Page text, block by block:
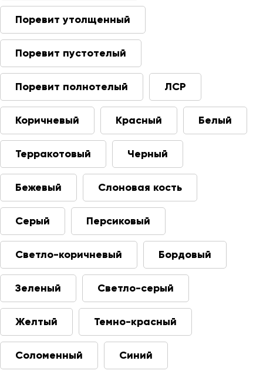
Поревит утолщенный
Поревит пустотелый
Поревит полнотелый ЛСР
Коричневый Красный Белый
Терракотовый Черный
Бежевый Слоновая кость
Серый Персиковый
Светло-коричневый Бордовый
Зеленый Светло-серый
Желтый Темно-красный
Соломенный Синий